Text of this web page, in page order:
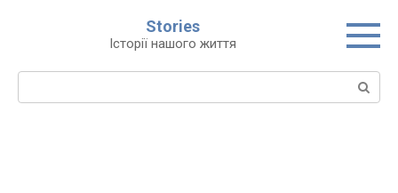
Stories
Історії нашого життя
Пошук: